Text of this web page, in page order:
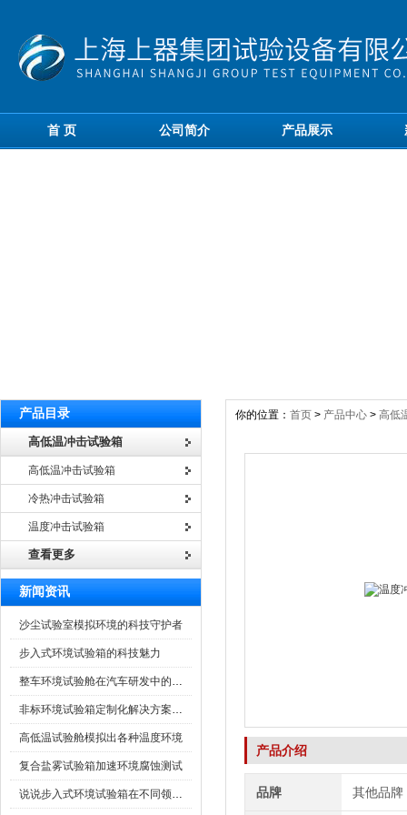
首 页 公司简介 产品展示
产品目录
高低温冲击试验箱
高低温冲击试验箱
冷热冲击试验箱
温度冲击试验箱
查看更多
新闻资讯
沙尘试验室模拟环境的科技守护者
步入式环境试验箱的科技魅力
整车环境试验舱在汽车研发中的作用
非标环境试验箱定制化解决方案在可靠性测试中的重要性
高低温试验舱模拟出各种温度环境
复合盐雾试验箱加速环境腐蚀测试
说说步入式环境试验箱在不同领域的应用
你的位置： 首页 > 产品中心 > 高低
产品介绍
品牌 其他品牌